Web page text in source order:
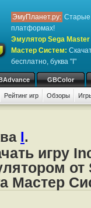
ЭмуПланет.ру: Старые
платформах!
Эмулятор Sega Master
Мастер Систем:
бесплатно, буква "I"
GBColor
Рейтинг игр Обзоры
I.
игру
от
Мастер